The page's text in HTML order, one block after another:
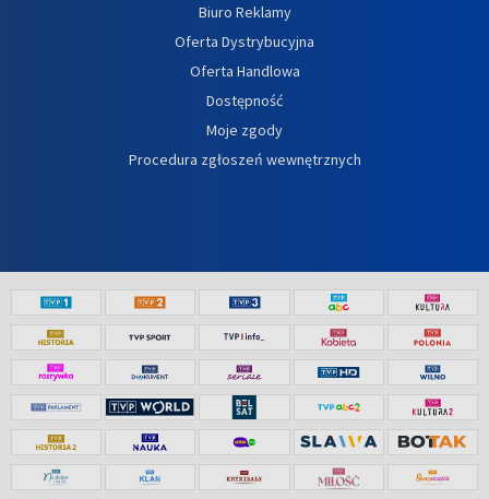
Biuro Reklamy
Oferta Dystrybucyjna
Oferta Handlowa
Dostępność
Moje zgody
Procedura zgłoszeń wewnętrznych